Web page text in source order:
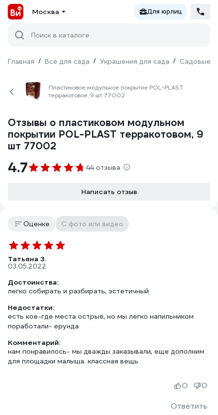
Москва Для юрлиц
Поиск в каталоге
Главная / Всё для сада / Украшения для сада / Садовые
Пластиковое модульное покрытие POL-PLAST
терракотовое, 9 шт 77002
Отзывы о пластиковом модульном
покрытии POL-PLAST терракотовом, 9
шт 77002
4.7 44 отзыва
Написать отзыв
Оценке С фото или видео
Татьяна З.
03.05.2022
Достоинства:
легко собирать и разбирать, эстетичный
Недостатки:
есть кое-где места острые, но мы легко напильником
поработали- ерунда
Комментарий:
нам понравилось- мы дважды заказывали, еще дополним
для площадки малыша. классная вещь
Ответить
0 0